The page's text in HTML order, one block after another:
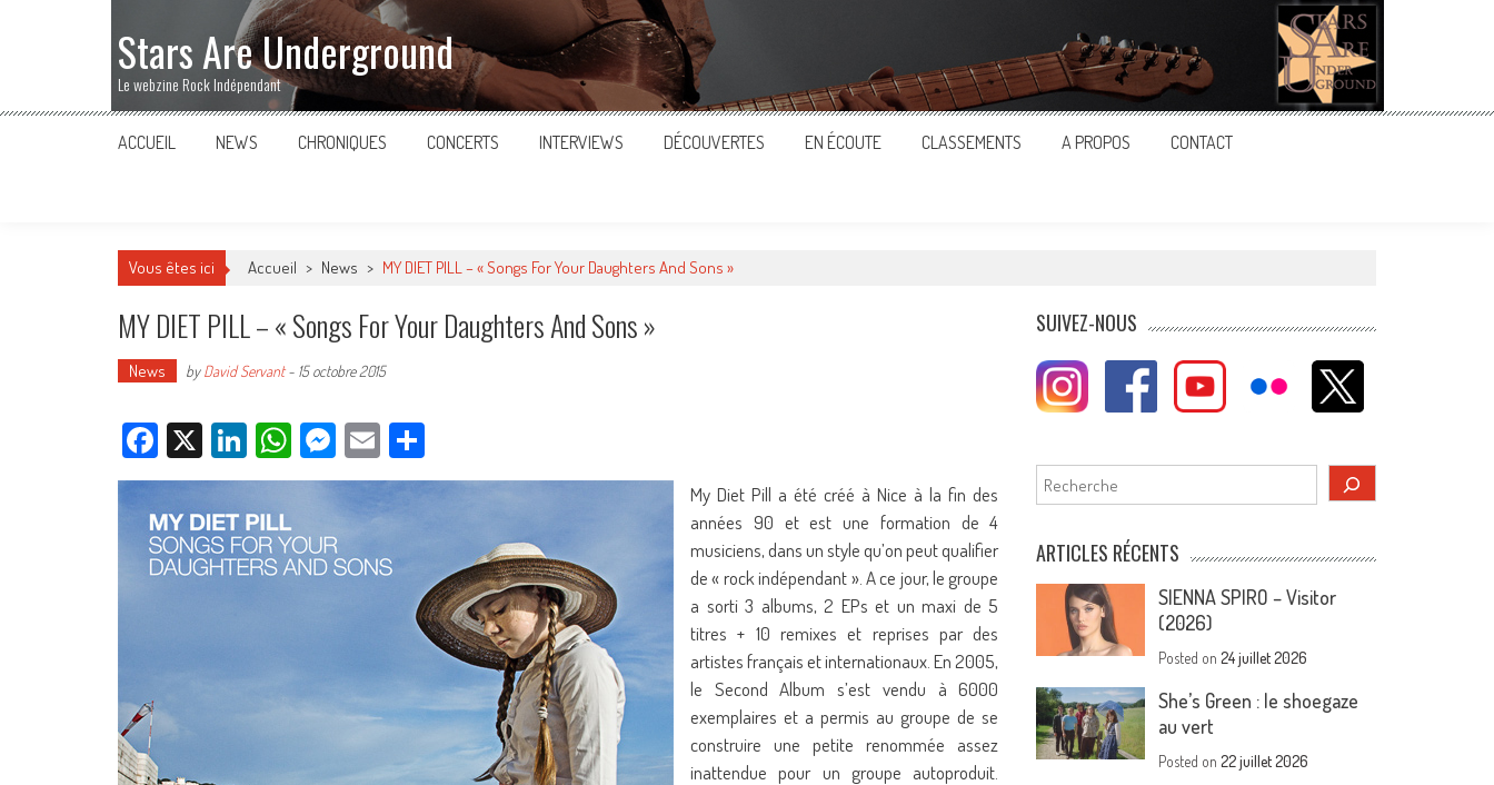
Stars Are Underground
Le webzine Rock Indépendant
ACCUEIL NEWS CHRONIQUES CONCERTS INTERVIEWS DÉCOUVERTES EN ÉCOUTE CLASSEMENTS A PROPOS CONTACT
Vous êtes ici Accueil > News > MY DIET PILL – « Songs For Your Daughters And Sons »
MY DIET PILL – « Songs For Your Daughters And Sons »
News byDavid Servant- 15 octobre 2015
Facebook
X LinkedIn
WhatsApp
Messenger
Email
My Diet Pill a été créé à Nice à la fin des
années 90 et est une formation de 4
musiciens, dans un style qu’on peut qualifier
de « rock indépendant ». A ce jour, le groupe
a sorti 3 albums, 2 EPs et un maxi de 5
titres + 10 remixes et reprises par des
artistes français et internationaux. En 2005,
le Second Album s’est vendu à 6000
exemplaires et a permis au groupe de se
construire une petite renommée assez
inattendue pour un groupe autoproduit.
SUIVEZ-NOUS
Rechercher
ARTICLES RÉCENTS
SIENNA SPIRO – Visitor
(2026)
Posted on24 juillet 2026
She’s Green : le shoegaze
au vert
Posted on22 juillet 2026